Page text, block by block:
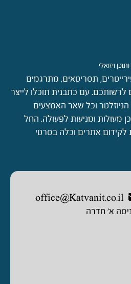
ויזואלי
תסריטאים, מתרגמים
לרשותכם. עם כתבנית תוכלו לייצר
וכל שאר האמצעים
מעולות ומניעות לפעולה. החל
אתרים וכלה בסרטי
office@Katvanit.co.il